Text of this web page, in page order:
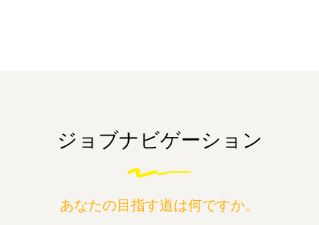
ジョブナビゲーション
あなたの目指す道は何ですか。